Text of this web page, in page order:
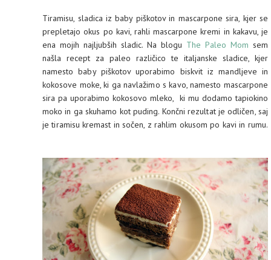
Tiramisu, sladica iz baby piškotov in mascarpone sira, kjer se
prepletajo okus po kavi, rahli mascarpone kremi in kakavu, je
ena mojih najljubših sladic. Na blogu The Paleo Mom sem
našla recept za paleo različico te italjanske sladice, kjer
namesto baby piškotov uporabimo biskvit iz mandljeve in
kokosove moke, ki ga navlažimo s kavo, namesto mascarpone
sira pa uporabimo kokosovo mleko, ki mu dodamo tapiokino
moko in ga skuhamo kot puding. Končni rezultat je odličen, saj
je tiramisu kremast in sočen, z rahlim okusom po kavi in rumu.